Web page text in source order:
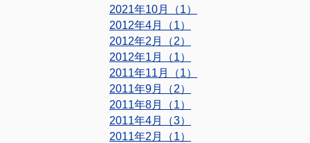
2021年10月（1）
2012年4月（1）
2012年2月（2）
2012年1月（1）
2011年11月（1）
2011年9月（2）
2011年8月（1）
2011年4月（3）
2011年2月（1）